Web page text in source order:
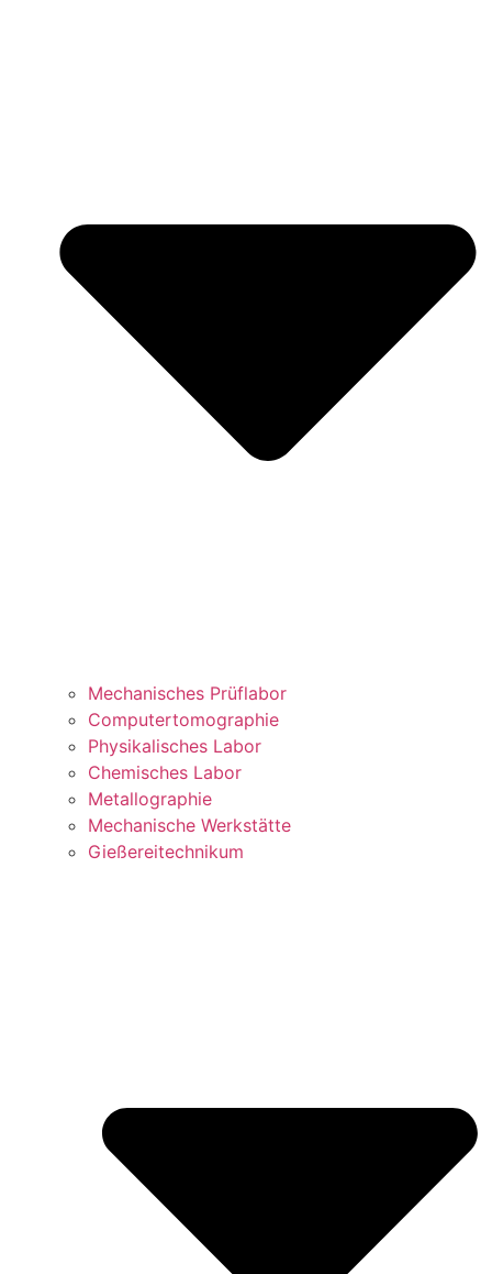
Mechanisches Prüflabor
Computertomographie
Physikalisches Labor
Chemisches Labor
Metallographie
Mechanische Werkstätte
Gießereitechnikum